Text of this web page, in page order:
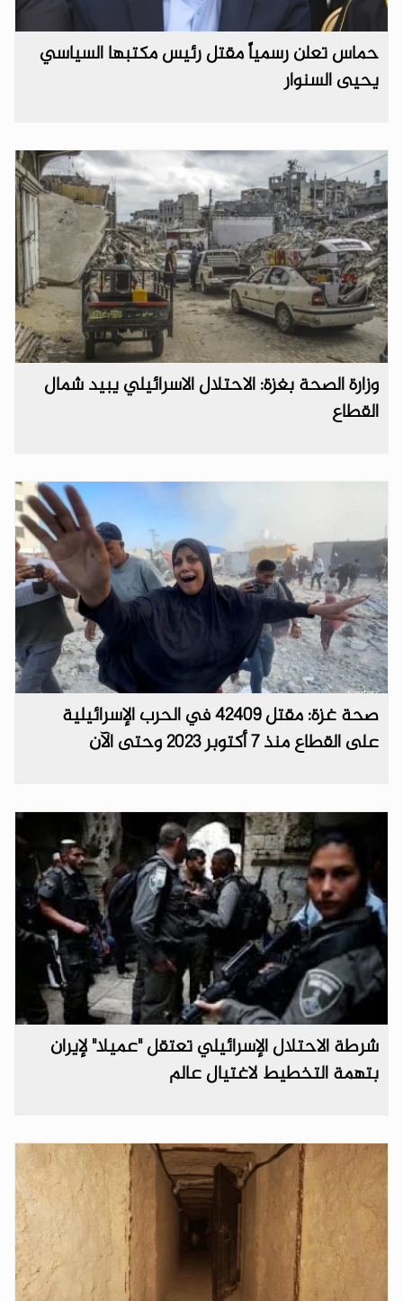
حماس تعلن رسمياً مقتل رئيس مكتبها السياسي
يحيى السنوار
وزارة الصحة بغزة: الاحتلال الاسرائيلي يبيد شمال
القطاع
صحة غزة: مقتل 42409 في الحرب الإسرائيلية
على القطاع منذ 7 أكتوبر 2023 وحتى الآن
شرطة الاحتلال الإسرائيلي تعتقل "عميلا" لإيران
بتهمة التخطيط لاغتيال عالم